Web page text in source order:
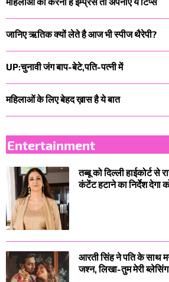
जानिए ऋतिक क्यों लेते है आज भी स्पीज थैरेपी?
UP:चुनावी जंग बाप-बेटे,पति-पत्नी में
महिलाओं के लिए बेहद ख़ास है ये बात
Entertainment
तब्बू को दिल्ली हाईकोर्ट
कंटेंट हटाने का निर्देश देगा
आरती सिंह ने पति के साथ
जश्न, लिखा-तुम मेरी ब्लेसिंग